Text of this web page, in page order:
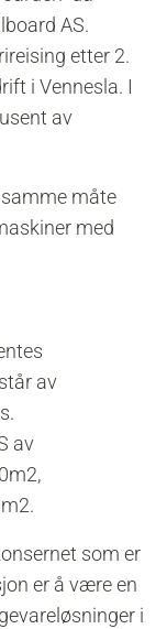
AS.
etter 2.
i Vennesla. I
av
måte
med
av
av
som er
er å være en
i